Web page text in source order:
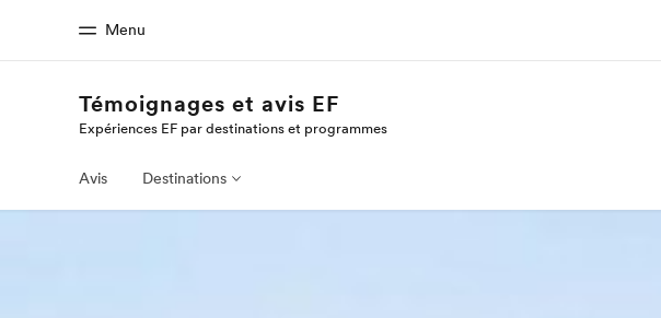
Menu
Accueil
Bienvenue chez EF
Témoignages et avis EF
Expériences EF par destinations et programmes
Avis Destinations